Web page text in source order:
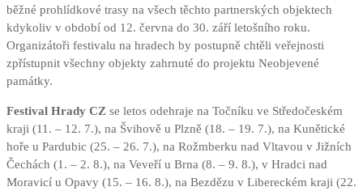
běžné prohlídkové trasy na všech těchto partnerských objektech
kdykoliv v období od 12. června do 30. září letošního roku.
Organizátoři festivalu na hradech by postupně chtěli veřejnosti
zpřístupnit všechny objekty zahrnuté do projektu Neobjevené
památky.
Festival Hrady CZ se letos odehraje na Točníku ve Středočeském
kraji (11. – 12. 7.), na Švihově u Plzně (18. – 19. 7.), na Kunětické
hoře u Pardubic (25. – 26. 7.), na Rožmberku nad Vltavou v Jižních
Čechách (1. – 2. 8.), na Veveří u Brna (8. – 9. 8.), v Hradci nad
Moravicí u Opavy (15. – 16. 8.), na Bezdězu v Libereckém kraji (22.